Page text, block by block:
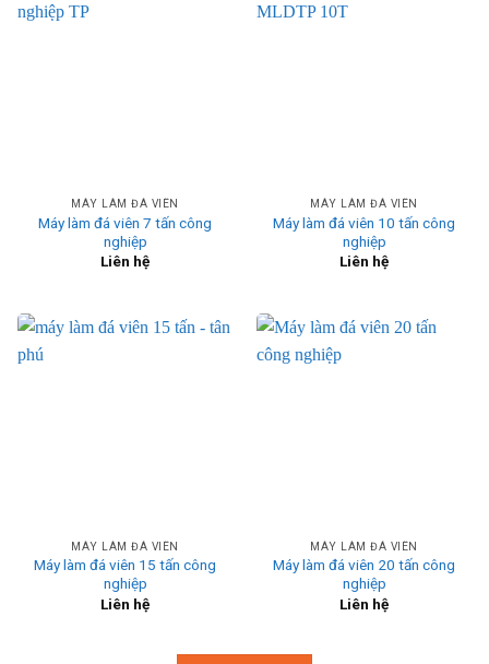
MÁY LÀM ĐÁ VIÊN
Máy làm đá viên 7 tấn công
nghiệp
Liên hệ
MÁY LÀM ĐÁ VIÊN
Máy làm đá viên 10 tấn công
nghiệp
Liên hệ
MÁY LÀM ĐÁ VIÊN
Máy làm đá viên 15 tấn công
nghiệp
Liên hệ
MÁY LÀM ĐÁ VIÊN
Máy làm đá viên 20 tấn công
nghiệp
Liên hệ